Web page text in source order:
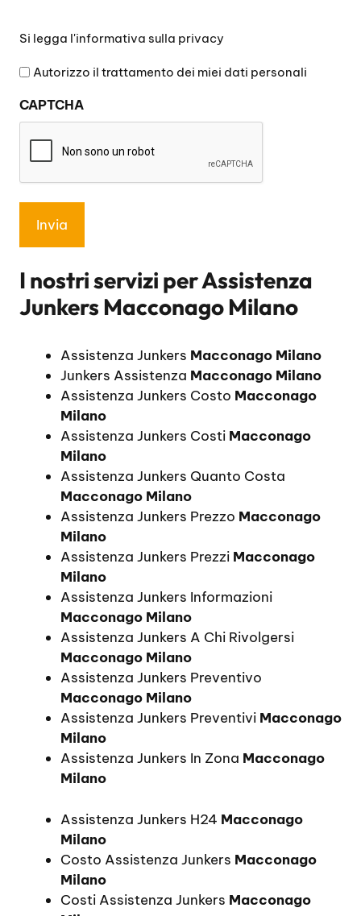
legga
l'informativa
privacy
Si legga l'informativa sulla privacy
Autorizzo il trattamento dei miei dati personali
CAPTCHA
I nostri servizi perAssistenza
Junkers Macconago Milano
Assistenza Junkers Macconago Milano
Junkers Assistenza Macconago Milano
Assistenza Junkers Costo Macconago
Milano
Assistenza Junkers Costi Macconago
Milano
Assistenza Junkers Quanto Costa
Macconago Milano
Assistenza Junkers Prezzo Macconago
Milano
Assistenza Junkers Prezzi Macconago
Milano
Assistenza Junkers Informazioni
Macconago Milano
Assistenza Junkers A Chi Rivolgersi
Macconago Milano
Assistenza Junkers Preventivo
Macconago Milano
Assistenza Junkers Preventivi Macconago
Milano
Assistenza Junkers In Zona Macconago
Milano
Assistenza Junkers H24 Macconago
Milano
Costo Assistenza Junkers Macconago
Milano
Costi Assistenza Junkers Macconago